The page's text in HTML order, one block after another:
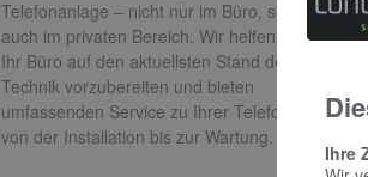
Telefonanlage – nicht nur im Büro, sondern
auch im privaten Bereich. Wir helfen Ihnen,
Ihr Büro auf den aktuellsten Stand der
Technik vorzubereiten und bieten
umfassenden Service zu Ihrer Telefonanlage,
von der Installation bis zur Wartung.
Ihre